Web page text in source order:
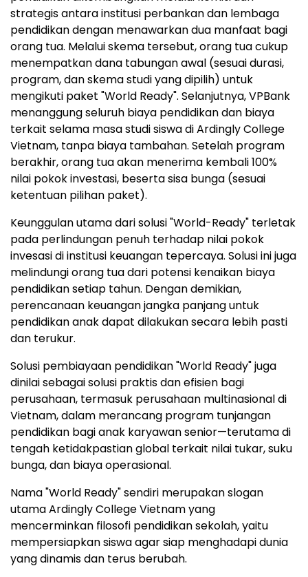
strategis antara institusi perbankan dan lembaga
pendidikan dengan menawarkan dua manfaat bagi
orang tua. Melalui skema tersebut, orang tua cukup
menempatkan dana tabungan awal (sesuai durasi,
program, dan skema studi yang dipilih) untuk
mengikuti paket "World Ready". Selanjutnya, VPBank
menanggung seluruh biaya pendidikan dan biaya
terkait selama masa studi siswa di Ardingly College
Vietnam, tanpa biaya tambahan. Setelah program
berakhir, orang tua akan menerima kembali 100%
nilai pokok investasi, beserta sisa bunga (sesuai
ketentuan pilihan paket).
Keunggulan utama dari solusi "World-Ready" terletak
pada perlindungan penuh terhadap nilai pokok
invesasi di institusi keuangan tepercaya. Solusi ini juga
melindungi orang tua dari potensi kenaikan biaya
pendidikan setiap tahun. Dengan demikian,
perencanaan keuangan jangka panjang untuk
pendidikan anak dapat dilakukan secara lebih pasti
dan terukur.
Solusi pembiayaan pendidikan "World Ready" juga
dinilai sebagai solusi praktis dan efisien bagi
perusahaan, termasuk perusahaan multinasional di
Vietnam, dalam merancang program tunjangan
pendidikan bagi anak karyawan senior—terutama di
tengah ketidakpastian global terkait nilai tukar, suku
bunga, dan biaya operasional.
Nama "World Ready" sendiri merupakan slogan
utama Ardingly College Vietnam yang
mencerminkan filosofi pendidikan sekolah, yaitu
mempersiapkan siswa agar siap menghadapi dunia
yang dinamis dan terus berubah.